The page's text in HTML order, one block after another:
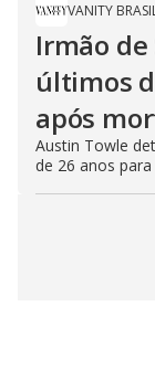
VANITY
Irmão
últimos
após
Austin Towle
de 26 anos